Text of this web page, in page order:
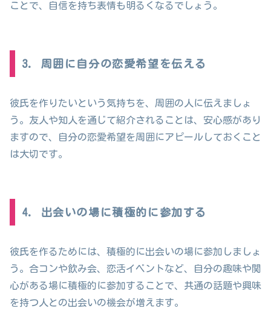
ことで、自信を持ち表情も明るくなるでしょう。
3. 周囲に自分の恋愛希望を伝える
彼氏を作りたいという気持ちを、周囲の人に伝えましょ
う。友人や知人を通じて紹介されることは、安心感があり
ますので、自分の恋愛希望を周囲にアピールしておくこと
は大切です。
4. 出会いの場に積極的に参加する
彼氏を作るためには、積極的に出会いの場に参加しましょ
う。合コンや飲み会、恋活イベントなど、自分の趣味や関
心がある場に積極的に参加することで、共通の話題や興味
を持つ人との出会いの機会が増えます。